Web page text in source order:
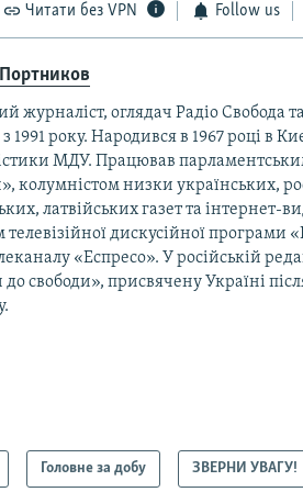
Читати без VPN Follow us
Портников
журналіст, оглядач Радіо Свобода
1991 року. Народився в 1967 році в
МДУ. Працював
колумністом низки українських,
латвійських газет та інтернет-
дискусійної програми
«Еспресо». У російській
до свободи», присвячену Україні
Головне за добу ЗВЕРНИ УВАГУ!